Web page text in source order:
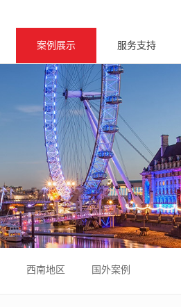
案例展示 服务支持
西南地区 国外案例